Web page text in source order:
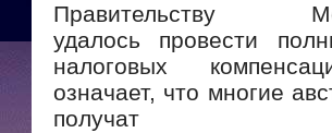
Правительству
удалось провести
налоговых
означает, что многие
получат